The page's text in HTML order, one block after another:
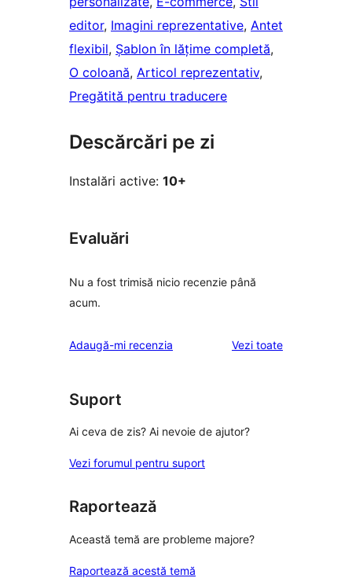
editor, Imagini reprezentative, Antet
flexibil, Șablon în lățime completă
O coloană, Articol reprezentativ
Pregătită pentru traducere
Descărcări pe zi
Instalări active: 10+
Evaluări
Nu a fost trimisă nicio recenzie până
acum.
Adaugă-mi recenzia Vezi toaterecenziile
Suport
Ai ceva de zis? Ai nevoie de ajutor?
Vezi forumul pentru suport
Raportează
Această temă are probleme majore?
Raportează acestă temă